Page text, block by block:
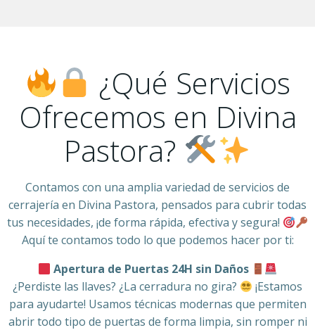
¿Qué Servicios
Ofrecemos en Divina
Pastora?
Contamos con una amplia variedad de servicios de
cerrajería en Divina Pastora, pensados para cubrir todas
tus necesidades, ¡de forma rápida, efectiva y segura!
Aquí te contamos todo lo que podemos hacer por ti:
Apertura de Puertas 24H sin Daños
¿Perdiste las llaves? ¿La cerradura no gira?
¡Estamos
para ayudarte! Usamos técnicas modernas que permiten
abrir todo tipo de puertas de forma limpia, sin romper ni